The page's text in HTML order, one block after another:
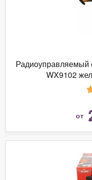
Радиоуправляемый
WX9102
от